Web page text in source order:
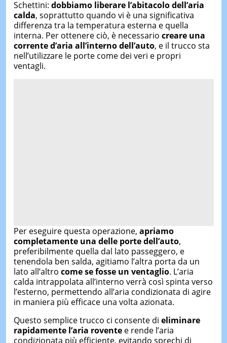
Schettini: dobbiamo liberare l’abitacolo dell’aria
calda, soprattutto quando vi è una significativa
differenza tra la temperatura esterna e quella
interna. Per ottenere ciò, è necessario creare una
corrente d’aria all’interno dell’auto, e il trucco sta
nell’utilizzare le porte come dei veri e propri
ventagli.
Per eseguire questa operazione, apriamo
completamente una delle porte dell’auto,
preferibilmente quella dal lato passeggero, e
tenendola ben salda, agitiamo l’altra porta da un
lato all’altro come se fosse un ventaglio. L’aria
calda intrappolata all’interno verrà così spinta verso
l’esterno, permettendo all’aria condizionata di agire
in maniera più efficace una volta azionata.
Questo semplice trucco ci consente di eliminare
rapidamente l’aria roventee rende l’aria
condizionata più efficiente, evitando sprechi di